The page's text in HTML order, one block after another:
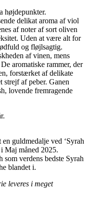
højdepunkter.
delikat aroma af viol
af noter af sort oliven
Uden at være alt for
og fløjlsagtig.
af ​​vinen, mens
aromatiske rammer, der
forstærket af delikate
strejf af peber. Ganen
lovende fremragende
guldmedalje ved ‘Syrah
Maj måned 2025.
som verdens bedste Syrah
blandet i.
leveres i meget